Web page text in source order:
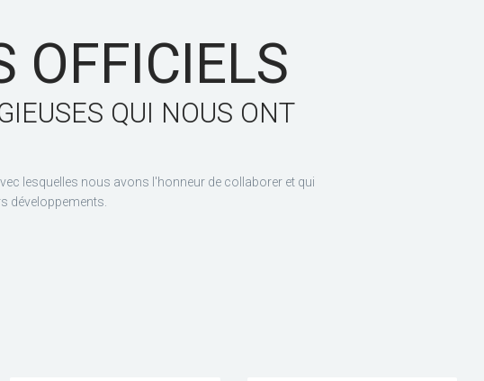
OFFICIELS
QUI NOUS ONT
lesquelles nous avons l'honneur de collaborer et qui
développements.